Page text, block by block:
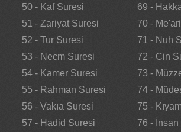
50 - Kaf Suresi
51 - Zariyat Suresi
52 - Tur Suresi
53 - Necm Suresi
54 - Kamer Suresi
55 - Rahman Suresi
56 - Vakıa Suresi
57 - Hadid Suresi
69 -
70 -
71 - Nuh
72 - Cin
73 -
74 -
75 -
76 -